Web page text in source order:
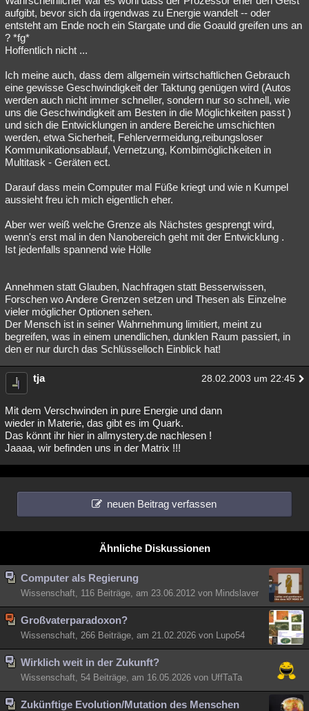
aufgibt, bevor sich da irgendwas zu Energie wandelt -- oder
entsteht am Ende noch ein Stargate und die Goauld greifen uns an
? *fg*
Hoffentlich nicht ...
Ich meine auch, dass dem allgemein wirtschaftlichen Gebrauch
eine gewisse Geschwindigkeit der Taktung genügen wird (Autos
werden auch nicht immer schneller, sondern nur so schnell, wie
uns die Geschwindigkeit am Besten in die Möglichkeiten passt )
und sich die Entwicklungen in andere Bereiche umschichten
werden, etwa Sicherheit, Fehlervermeidung,reibungsloser
Kommunikationsablauf, Vernetzung, Kombimöglichkeiten in
Multitask - Geräten ect.
Darauf dass mein Computer mal Füße kriegt und wie n Kumpel
aussieht freu ich mich eigentlich eher.
Aber wer weiß welche Grenze als Nächstes gesprengt wird,
wenn's erst mal in den Nanobereich geht mit der Entwicklung .
Ist jedenfalls spannend wie Hölle
Annehmen statt Glauben, Nachfragen statt Besserwissen,
Forschen wo Andere Grenzen setzen und Thesen als Einzelne
vieler möglicher Optionen sehen.
Der Mensch ist in seiner Wahrnehmung limitiert, meint zu
begreifen, was in einem unendlichen, dunklen Raum passiert, in
den er nur durch das Schlüsselloch Einblick hat!
tja 28.02.2003 um 22:45
Mit dem Verschwinden in pure Energie und dann
wieder in Materie, das gibt es im Quark.
Das könnt ihr hier in allmystery.de nachlesen !
Jaaaa, wir befinden uns in der Matrix !!!
neuen Beitrag verfassen
Ähnliche Diskussionen
Computer als Regierung
Wissenschaft, 116 Beiträge, am 23.06.2012 von Mindslaver
Großvaterparadoxon?
Wissenschaft, 266 Beiträge, am 21.02.2026 von Lupo54
Wirklich weit in der Zukunft?
Wissenschaft, 54 Beiträge, am 16.05.2026 von UffTaTa
Zukünftige Evolution/Mutation des Menschen